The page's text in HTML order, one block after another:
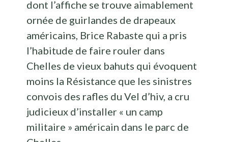
dont l’affiche se trouve aimablement
ornée de guirlandes de drapeaux
américains, Brice Rabaste qui a pris
l’habitude de faire rouler dans
Chelles de vieux bahuts qui évoquent
moins la Résistance que les sinistres
convois des rafles du Vel d’hiv, a cru
judicieux d’installer « un camp
militaire » américain dans le parc de